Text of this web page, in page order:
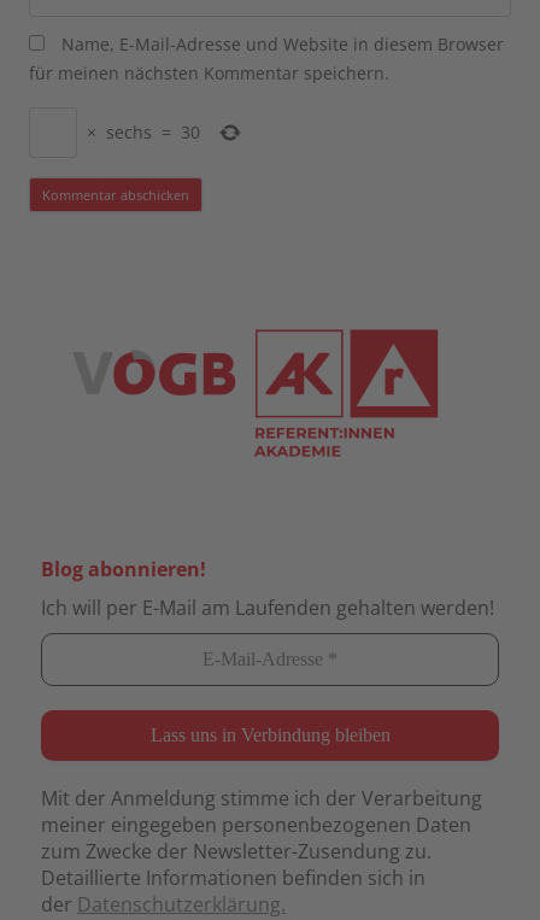
Name, E-Mail-Adresse und Website in diesem Browser
für meinen nächsten Kommentar speichern.
× sechs = 30
Blog abonnieren!
Ich will per E-Mail am Laufenden gehalten werden!
Mit der Anmeldung stimme ich der Verarbeitung
meiner eingegeben personenbezogenen Daten
zum Zwecke der Newsletter-Zusendung zu.
Detaillierte Informationen befinden sich in
der Datenschutzerklärung.